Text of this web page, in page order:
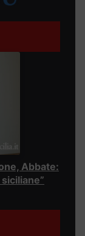
Abbate: